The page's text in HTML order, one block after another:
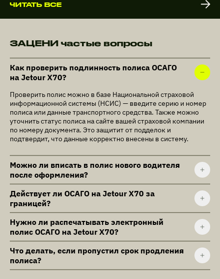
ЧИТАТЬ ВСЕ
ЗАЦЕНИ частые вопросы
Как проверить подлинность полиса ОСАГО
на Jetour X70?
Проверить полис можно в базе Национальной страховой
информационной системы (НСИС) — введите серию и номер
полиса или данные транспортного средства. Также можно
уточнить статус полиса на сайте вашей страховой компании
по номеру документа. Это защитит от подделок и
подтвердит, что данные корректно внесены в систему.
Можно ли вписать в полис нового водителя
после оформления?
Действует ли ОСАГО на Jetour X70 за
границей?
Нужно ли распечатывать электронный
полис ОСАГО на Jetour X70?
Что делать, если пропустил срок продления
полиса?